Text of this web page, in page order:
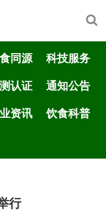
同源 科技服务
认证 通知公告
资讯 饮食科普
行